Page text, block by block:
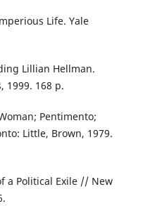
Life. Yale
Lillian Hellman.
1999. 168 p.
Pentimento;
Little, Brown, 1979.
a Political Exile // New